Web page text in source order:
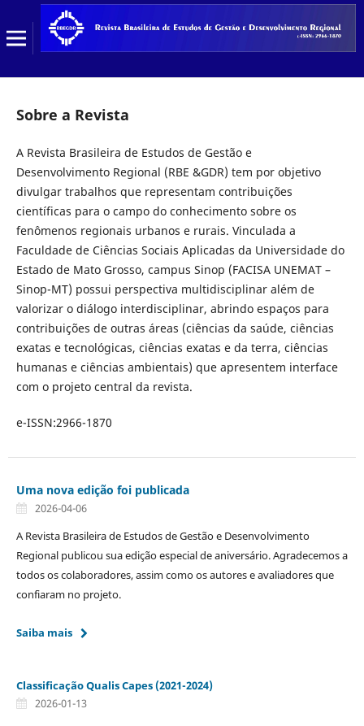
Sobre a Revista
A Revista Brasileira de Estudos de Gestão e
Desenvolvimento Regional (RBE &GDR) tem por objetivo
divulgar trabalhos que representam contribuições
científicas para o campo do conhecimento sobre os
fenômenos regionais urbanos e rurais. Vinculada a
Faculdade de Ciências Sociais Aplicadas da Universidade do
Estado de Mato Grosso, campus Sinop (FACISA UNEMAT –
Sinop-MT) possui perspectiva multidisciplinar além de
valorizar o diálogo interdisciplinar, abrindo espaços para
contribuições de outras áreas (ciências da saúde, ciências
exatas e tecnológicas, ciências exatas e da terra, ciências
humanas e ciências ambientais) que apresentem interface
com o projeto central da revista.
e-ISSN:2966-1870
Uma nova edição foi publicada
2026-04-06
A Revista Brasileira de Estudos de Gestão e Desenvolvimento
Regional publicou sua edição especial de aniversário. Agradecemos a
todos os colaboradores, assim como os autores e avaliadores que
confiaram no projeto.
Saiba mais
Classificação Qualis Capes (2021-2024)
2026-01-13